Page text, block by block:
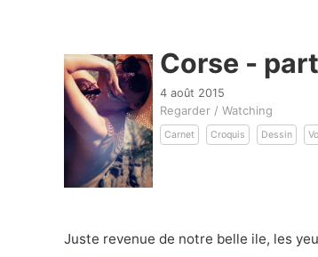
Corse -
4 août 2015
Regarder / Watching
Carnet Croquis Dessin
Juste revenue de notre belle ile, les